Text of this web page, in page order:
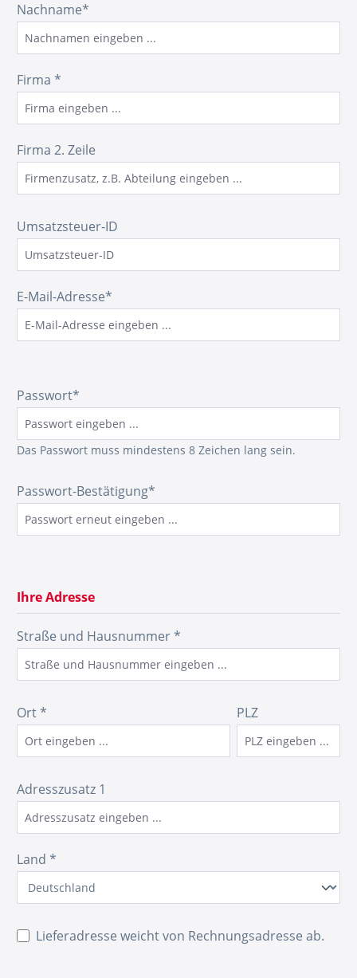
Nachname*
Firma *
Firma 2. Zeile
Umsatzsteuer-ID
E-Mail-Adresse*
Passwort*
Das Passwort muss mindestens 8 Zeichen lang sein.
Passwort-Bestätigung*
Ihre Adresse
Straße und Hausnummer *
Ort * PLZ
Adresszusatz 1
Land *
Lieferadresse weicht von Rechnungsadresse ab.